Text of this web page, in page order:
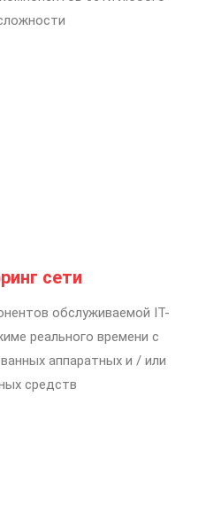
сети
обслуживаемой IТ-
реального времени с
аппаратных и / или
средств